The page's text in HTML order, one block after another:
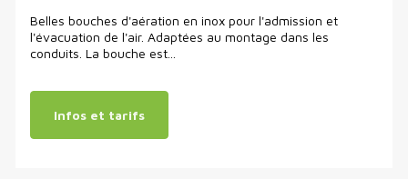
Belles bouches d'aération en inox pour l'admission et
l'évacuation de l'air. Adaptées au montage dans les
conduits. La bouche est...
Infos et tarifs